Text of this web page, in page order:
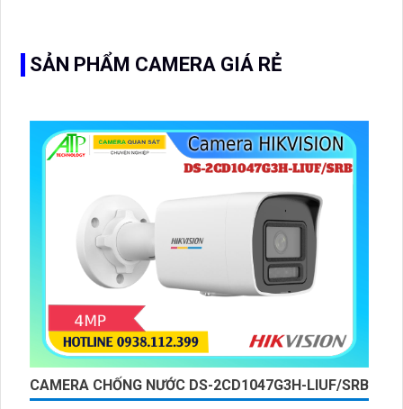
SẢN PHẨM CAMERA GIÁ RẺ
CAMERA CHỐNG NƯỚC DS-2CD1047G3H-LIUF/SRB